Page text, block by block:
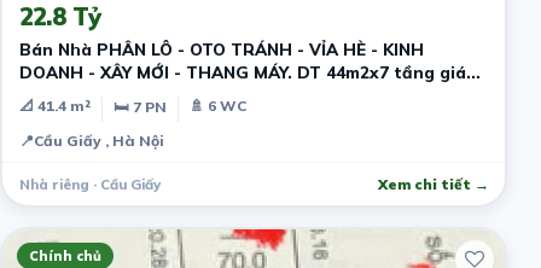
22.8 Tỷ
Bán Nhà PHÂN LÔ - OTO TRÁNH - VỈA HÈ - KINH
DOANH - XÂY MỚI - THANG MÁY. DT 44m2x7 tầng giá
22,8 tỷ
📐 41.4 m² 🛏 7 PN
🚿 6 WC
📍Cầu Giấy , Hà Nội
Nhà riêng · Cầu Giấy Xem chi tiết →
Chính chủ